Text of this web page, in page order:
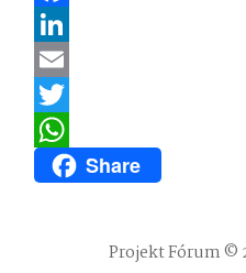
Facebook
LinkedIn
Email
Twitter
WhatsAppShare
Projekt Fórum ©